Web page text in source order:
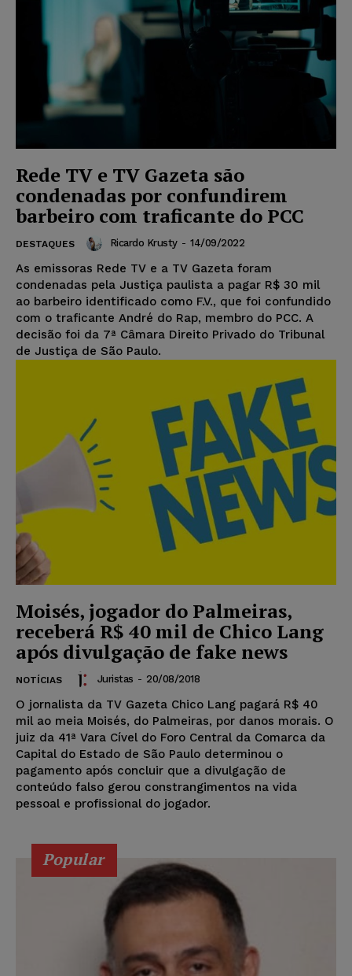
Rede TV e TV Gazeta são
condenadas por confundirem
barbeiro com traficante do PCC
DESTAQUES Ricardo Krusty - 14/09/2022
As emissoras Rede TV e a TV Gazeta foram
condenadas pela Justiça paulista a pagar R$ 30 mil
ao barbeiro identificado como F.V., que foi confundido
com o traficante André do Rap, membro do PCC. A
decisão foi da 7ª Câmara Direito Privado do Tribunal
de Justiça de São Paulo.
Moisés, jogador do Palmeiras,
receberá R$ 40 mil de Chico Lang
após divulgação de fake news
NOTÍCIAS Juristas - 20/08/2018
O jornalista da TV Gazeta Chico Lang pagará R$ 40
mil ao meia Moisés, do Palmeiras, por danos morais. O
juiz da 41ª Vara Cível do Foro Central da Comarca da
Capital do Estado de São Paulo determinou o
pagamento após concluir que a divulgação de
conteúdo falso gerou constrangimentos na vida
pessoal e profissional do jogador.
Popular